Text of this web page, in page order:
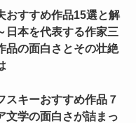
おすすめ作品15選と解
日本を代表する作家三
品の面白さとその壮絶
スキーおすすめ作品７
文学の面白さが詰まっ